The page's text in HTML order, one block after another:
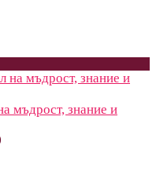
мъдрост, знание и